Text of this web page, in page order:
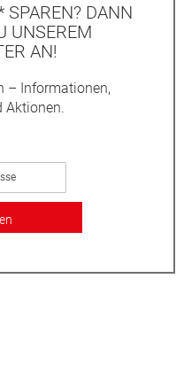
DANN
UNSEREM
AN!
– Informationen,
Aktionen.